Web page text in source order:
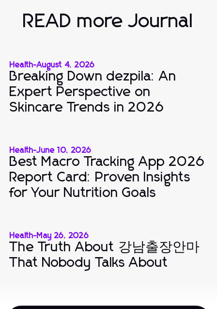
READ more Journal
Health-August 4, 2026
Breaking Down dezpila: An
Expert Perspective on
Skincare Trends in 2026
Health-June 10, 2026
Best Macro Tracking App 2026
Report Card: Proven Insights
for Your Nutrition Goals
Health-May 26, 2026
The Truth About 강남출장안마
That Nobody Talks About